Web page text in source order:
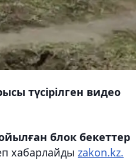
түсірілген видео
блок бекеттер
хабарлайды zakon.kz.